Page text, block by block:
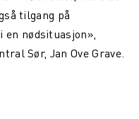
tilgang på
nødsituasjon»,
Sør, Jan Ove Grave.